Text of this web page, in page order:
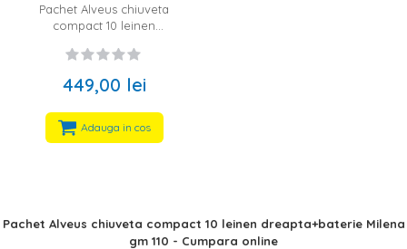
Pachet Alveus chiuveta
compact 10 leinen
449,00 lei
Adauga in cos
Pachet Alveus chiuveta compact 10 leinen dreapta+baterie Milena
gm 110 - Cumpara online